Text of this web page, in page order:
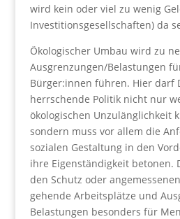
wird kein oder viel zu wenig
Investitionsgesellschaften) da
Ökologischer Umbau wird zu
Ausgrenzungen/Belastungen
Bürger:innen führen. Hier darf
herrschende Politik nicht nur
ökologischen Unzulänglichkeit
sondern muss vor allem die
sozialen Gestaltung in den
ihre Eigenständigkeit betonen.
den Schutz oder
gehende Arbeitsplätze und
Belastungen besonders für